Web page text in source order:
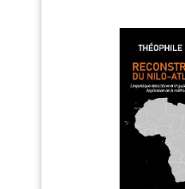
Napoléon. INSTALLATION -
adhésive solide et d'un
ce patch militaire se fixe
vestes, sacs, uniformes,
accessoires textiles.
dimensions de 8 cm x
idéale pour